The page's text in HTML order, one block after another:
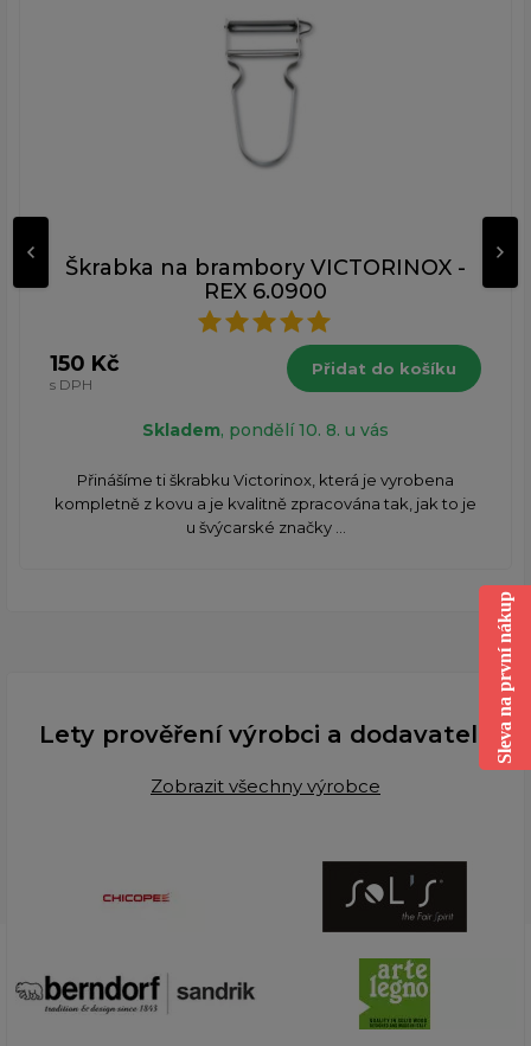
Škrabka na brambory VICTORINOX -
REX 6.0900
150 Kč
s DPH
Přidat do košíku
Skladem, pondělí 10. 8. u vás
Přinášíme ti škrabku Victorinox, která je vyrobena
kompletně z kovu a je kvalitně zpracována tak, jak to je
u švýcarské značky ...
Lety prověření výrobci a dodavatelé
Zobrazit všechny výrobce
Sleva na první nákup